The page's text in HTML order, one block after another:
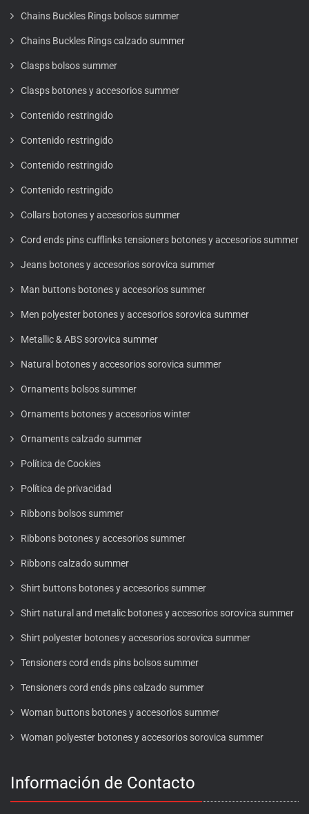
Chains Buckles Rings bolsos summer
Chains Buckles Rings calzado summer
Clasps bolsos summer
Clasps botones y accesorios summer
Contenido restringido
Contenido restringido
Contenido restringido
Contenido restringido
Collars botones y accesorios summer
Cord ends pins cufflinks tensioners botones y accesorios summer
Jeans botones y accesorios sorovica summer
Man buttons botones y accesorios summer
Men polyester botones y accesorios sorovica summer
Metallic & ABS sorovica summer
Natural botones y accesorios sorovica summer
Ornaments bolsos summer
Ornaments botones y accesorios winter
Ornaments calzado summer
Política de Cookies
Política de privacidad
Ribbons bolsos summer
Ribbons botones y accesorios summer
Ribbons calzado summer
Shirt buttons botones y accesorios summer
Shirt natural and metalic botones y accesorios sorovica summer
Shirt polyester botones y accesorios sorovica summer
Tensioners cord ends pins bolsos summer
Tensioners cord ends pins calzado summer
Woman buttons botones y accesorios summer
Woman polyester botones y accesorios sorovica summer
Información de Contacto